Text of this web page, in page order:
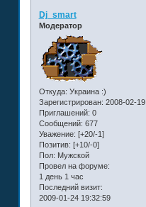
Dj_smart
Модератор
Откуда: Украина :)
Зарегистрирован: 2008-02-19
Приглашений: 0
Сообщений: 677
Уважение: [+20/-1]
Позитив: [+10/-0]
Пол: Мужской
Провел на форуме:
1 день 1 час
Последний визит:
2009-01-24 19:32:59